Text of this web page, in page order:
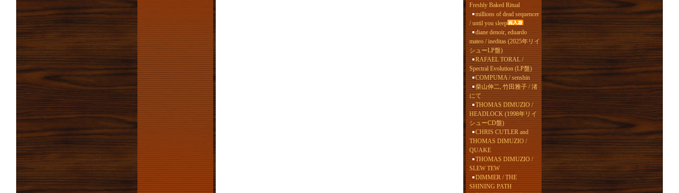
Freshly Baked Ritual
millions of dead sequencer
/ until you sleep
diane denoir, eduardo
mateo / ineditas (2025年リイ
シューLP盤)
RAFAEL TORAL /
Spectral Evolution (LP盤)
COMPUMA / senshin
柴山伸二, 竹田雅子 / 渚
にて
THOMAS DIMUZIO /
HEADLOCK (1998年リイ
シューCD盤)
CHRIS CUTLER and
THOMAS DIMUZIO /
QUAKE
THOMAS DIMUZIO /
SLEW TEW
DIMMER / THE
SHINING PATH